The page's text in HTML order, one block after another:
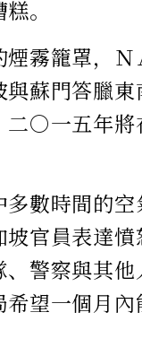
。
霧籠罩，
蘇門答臘
二○一五年將
數時間的空
官員表達
警察與其
望一個月